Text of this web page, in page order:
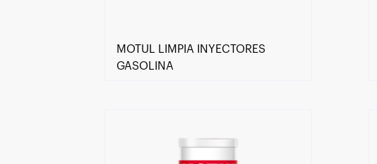
MOTUL LIMPIA INYECTORES
GASOLINA